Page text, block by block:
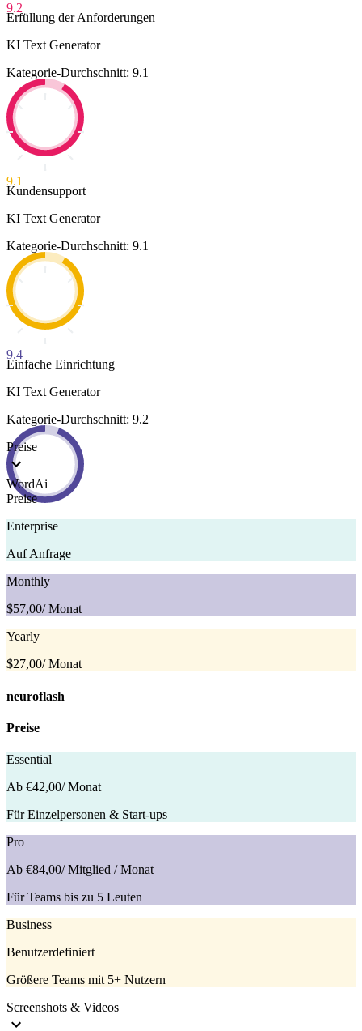
9.2
Erfüllung der Anforderungen
KI Text Generator
Kategorie-Durchschnitt: 9.1
9.1
Kundensupport
KI Text Generator
Kategorie-Durchschnitt: 9.1
9.4
Einfache Einrichtung
KI Text Generator
Kategorie-Durchschnitt: 9.2
Preise
WordAi
Preise
Enterprise
Auf Anfrage
Monthly
$57,00/ Monat
Yearly
$27,00/ Monat
neuroflash
Preise
Essential
Ab €42,00/ Monat
Für Einzelpersonen & Start-ups
Pro
Ab €84,00/ Mitglied / Monat
Für Teams bis zu 5 Leuten
Business
Benutzerdefiniert
Größere Teams mit 5+ Nutzern
Screenshots & Videos